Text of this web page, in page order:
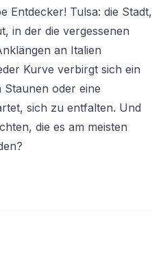
Entdecker! Tulsa: die Stadt,
in der die vergessenen
an Italien
Kurve verbirgt sich ein
oder eine
sich zu entfalten. Und
die es am meisten